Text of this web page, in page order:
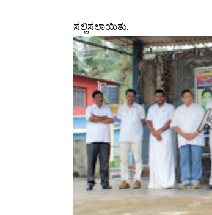
ಸಲ್ಲಿಸಲಾಯಿತು.